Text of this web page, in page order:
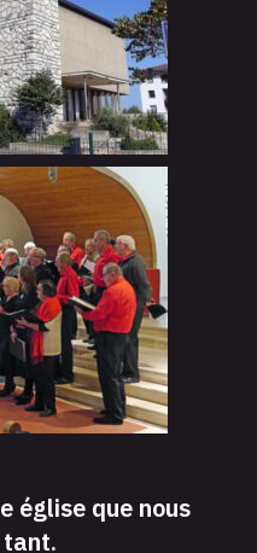
église que nous